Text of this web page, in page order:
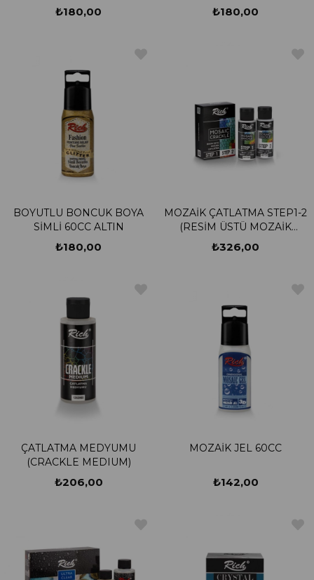
₺180,00 ₺180,00
BOYUTLU BONCUK BOYA
SİMLİ 60CC ALTIN
₺180,00
MOZAİK ÇATLATMA STEP1-2
(RESİM ÜSTÜ MOZAİK
ÇATLATMA)
₺326,00
ÇATLATMA MEDYUMU
(CRACKLE MEDIUM)
₺206,00
MOZAİK JEL 60CC
₺142,00